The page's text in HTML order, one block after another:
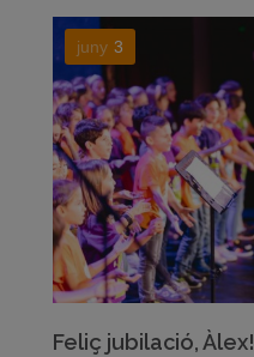
juny 3
Feliç jubilació, Àlex!